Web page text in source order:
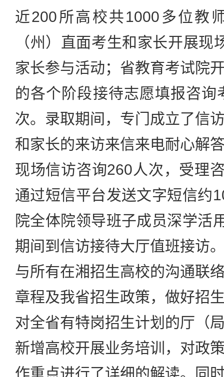
近200所高校共1000多位教
（州）直面考生和家长开展现
家长参与活动；省教育考试院
的各个阶段接待志愿填报咨询
次。录取期间，专门成立了信
和家长的来访来信来电耐心解
现场信访咨询260人次，受理
通过短信平台发送文字短信约
院全体院领导班子成员深学活
期间到信访接待大厅值班接访
与所有在湘招生高校的沟通联
章程及我省招生政策，做好招
对全省有特岗招生计划的厅（
新增高校开展业务培训，对政
作重点进行了详细的解读。同